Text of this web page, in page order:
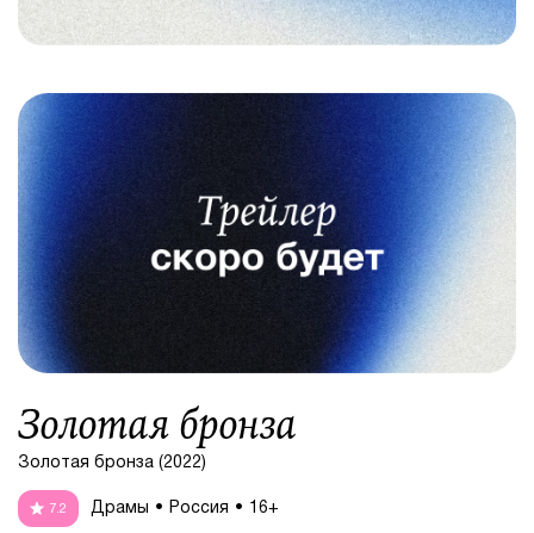
Золотая бронза
Золотая бронза (2022)
7.2 Драмы Россия 16+